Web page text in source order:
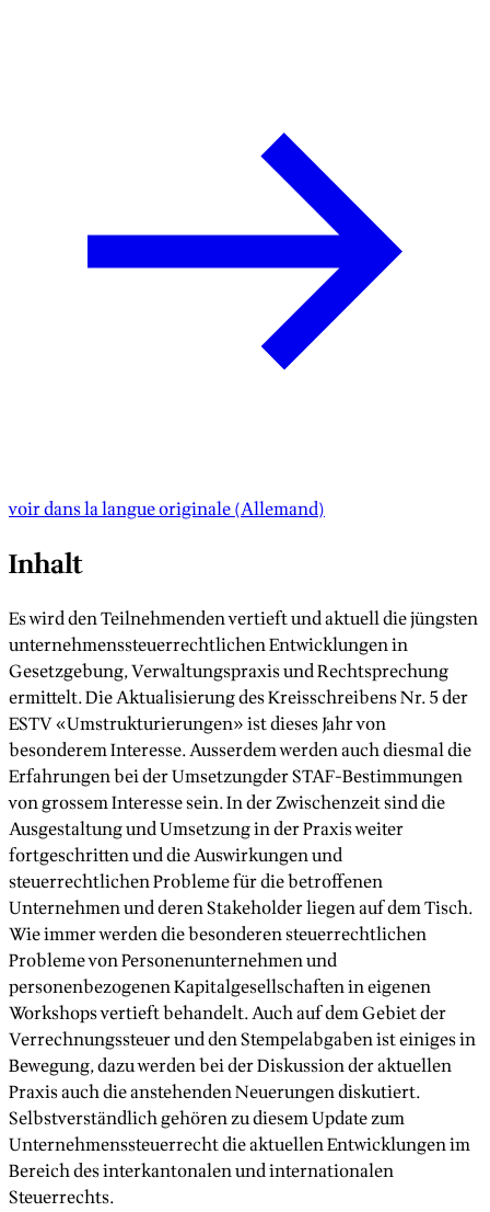
voir dans la langue originale(Allemand)
Inhalt
Es wird den Teilnehmenden vertieft und aktuell die jüngsten
unternehmenssteuerrechtlichen Entwicklungen in
Gesetzgebung, Verwaltungspraxis und Rechtsprechung
ermittelt. Die Aktualisierung des Kreisschreibens Nr. 5 der
ESTV «Umstrukturierungen» ist dieses Jahr von
besonderem Interesse. Ausserdem werden auch diesmal die
Erfahrungen bei der Umsetzungder STAF-Bestimmungen
von grossem Interesse sein. In der Zwischenzeit sind die
Ausgestaltung und Umsetzung in der Praxis weiter
fortgeschritten und die Auswirkungen und
steuerrechtlichen Probleme für die betroffenen
Unternehmen und deren Stakeholder liegen auf dem Tisch.
Wie immer werden die besonderen steuerrechtlichen
Probleme von Personenunternehmen und
personenbezogenen Kapitalgesellschaften in eigenen
Workshops vertieft behandelt. Auch auf dem Gebiet der
Verrechnungssteuer und den Stempelabgaben ist einiges in
Bewegung, dazu werden bei der Diskussion der aktuellen
Praxis auch die anstehenden Neuerungen diskutiert.
Selbstverständlich gehören zu diesem Update zum
Unternehmenssteuerrecht die aktuellen Entwicklungen im
Bereich des interkantonalen und internationalen
Steuerrechts.